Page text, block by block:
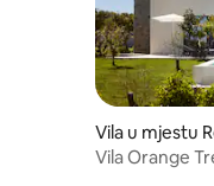
Vila u mjestu
s
Vila Orange